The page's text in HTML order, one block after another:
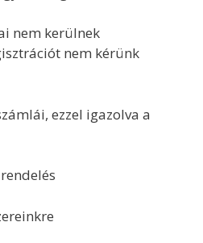
nem kerülnek
nem kérünk
ezzel igazolva a